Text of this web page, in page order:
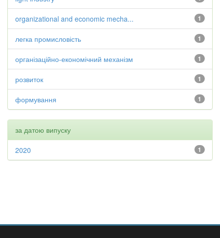
1
organizational and economic mecha...
1
легка промисловість
1
організаційно-економічний механізм
1
розвиток
1
формування
за датою випуску
1
2020